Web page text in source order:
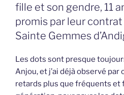
fille et son gendre, 11
promis par leur contrat
Sainte Gemmes
Les dots sont presque
Anjou, et j’ai déjà observé
retards plus que fréquents et